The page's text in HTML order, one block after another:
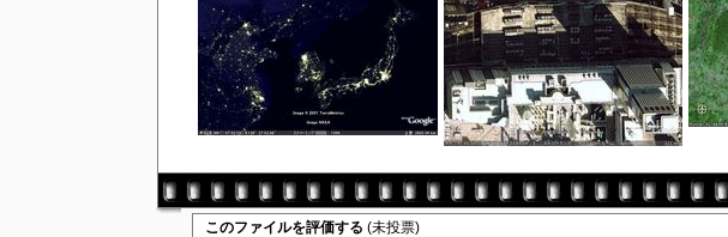
このファイルを評価する (未投票)